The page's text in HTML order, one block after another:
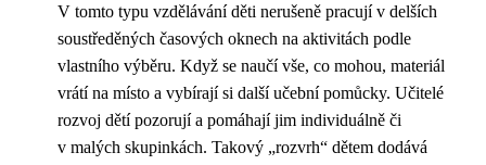
V tomto typu vzdělávání děti nerušeně pracují v delších
soustředěných časových oknech na aktivitách podle
vlastního výběru. Když se naučí vše, co mohou, materiál
vrátí na místo a vybírají si další učební pomůcky. Učitelé
rozvoj dětí pozorují a pomáhají jim individuálně či
v malých skupinkách. Takový „rozvrh“ dětem dodává